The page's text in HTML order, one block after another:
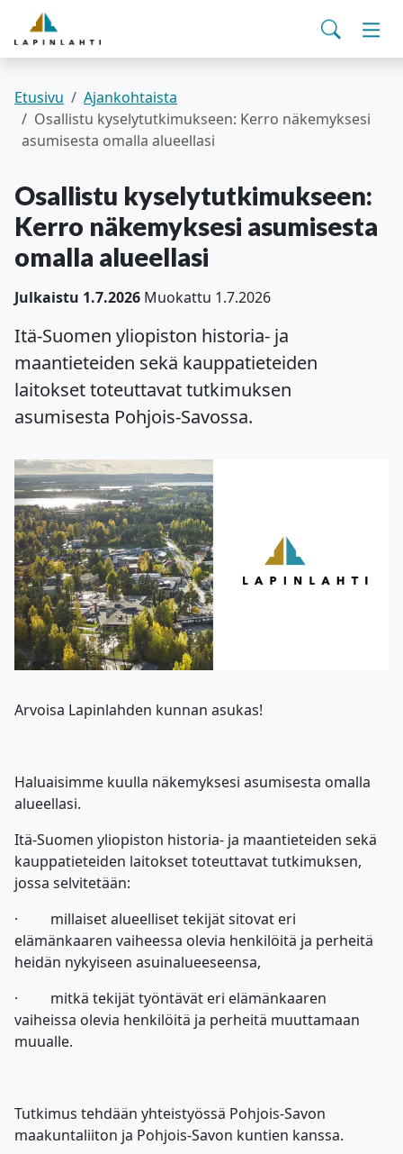
Siirry pääsisältöön
Yhteystiedot
Pohjois-Savon hyvinvointialue
Haku
Asuminen ja ympäristö
Varhaiskasvatus ja koulutus
Kulttuuri ja vapaa-aika
Kunta ja päätöksenteko
Työ- ja elinvoimapalvelut
Verkkoasiointi
Etusivu
Ajankohtaista
Osallistu kyselytutkimukseen: Kerro näkemyksesi
asumisesta omalla alueellasi
Osallistu kyselytutkimukseen:
Kerro näkemyksesi asumisesta
omalla alueellasi
Julkaistu 1.7.2026 Muokattu 1.7.2026
Itä-Suomen yliopiston historia- ja
maantieteiden sekä kauppatieteiden
laitokset toteuttavat tutkimuksen
asumisesta Pohjois-Savossa.
Arvoisa Lapinlahden kunnan asukas!
Haluaisimme kuulla näkemyksesi asumisesta omalla
alueellasi.
Itä-Suomen yliopiston historia- ja maantieteiden sekä
kauppatieteiden laitokset toteuttavat tutkimuksen,
jossa selvitetään:
· millaiset alueelliset tekijät sitovat eri
elämänkaaren vaiheessa olevia henkilöitä ja perheitä
heidän nykyiseen asuinalueeseensa,
· mitkä tekijät työntävät eri elämänkaaren
vaiheissa olevia henkilöitä ja perheitä muuttamaan
muualle.
Tutkimus tehdään yhteistyössä Pohjois-Savon
maakuntaliiton ja Pohjois-Savon kuntien kanssa.